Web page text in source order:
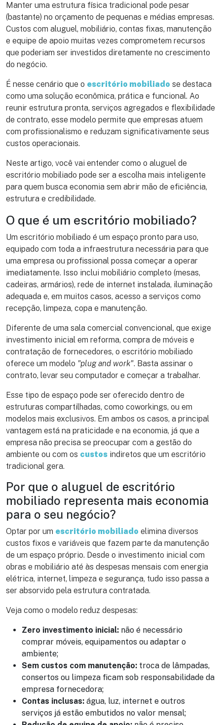
Manter uma estrutura física tradicional pode pesar
(bastante) no orçamento de pequenas e médias empresas.
Custos com aluguel, mobiliário, contas fixas, manutenção
e equipe de apoio muitas vezes comprometem recursos
que poderiam ser investidos diretamente no crescimento
do negócio.
É nesse cenário que o escritório mobiliado se destaca
como uma solução econômica, prática e funcional. Ao
reunir estrutura pronta, serviços agregados e flexibilidade
de contrato, esse modelo permite que empresas atuem
com profissionalismo e reduzam significativamente seus
custos operacionais.
Neste artigo, você vai entender como o aluguel de
escritório mobiliado pode ser a escolha mais inteligente
para quem busca economia sem abrir mão de eficiência,
estrutura e credibilidade.
O que é um escritório mobiliado?
Um escritório mobiliado é um espaço pronto para uso,
equipado com toda a infraestrutura necessária para que
uma empresa ou profissional possa começar a operar
imediatamente. Isso inclui mobiliário completo (mesas,
cadeiras, armários), rede de internet instalada, iluminação
adequada e, em muitos casos, acesso a serviços como
recepção, limpeza, copa e manutenção.
Diferente de uma sala comercial convencional, que exige
investimento inicial em reforma, compra de móveis e
contratação de fornecedores, o escritório mobiliado
oferece um modelo "plug and work". Basta assinar o
contrato, levar seu computador e começar a trabalhar.
Esse tipo de espaço pode ser oferecido dentro de
estruturas compartilhadas, como coworkings, ou em
modelos mais exclusivos. Em ambos os casos, a principal
vantagem está na praticidade e na economia, já que a
empresa não precisa se preocupar com a gestão do
ambiente ou com os custos indiretos que um escritório
tradicional gera.
Por que o aluguel de escritório
mobiliado representa mais economia
para o seu negócio?
Optar por um escritório mobiliado elimina diversos
custos fixos e variáveis que fazem parte da manutenção
de um espaço próprio. Desde o investimento inicial com
obras e mobiliário até às despesas mensais com energia
elétrica, internet, limpeza e segurança, tudo isso passa a
ser absorvido pela estrutura contratada.
Veja como o modelo reduz despesas:
Zero investimento inicial: não é necessário
comprar móveis, equipamentos ou adaptar o
ambiente;
Sem custos com manutenção: troca de lâmpadas,
consertos ou limpeza ficam sob responsabilidade da
empresa fornecedora;
Contas inclusas: água, luz, internet e outros
serviços já estão embutidos no valor mensal;